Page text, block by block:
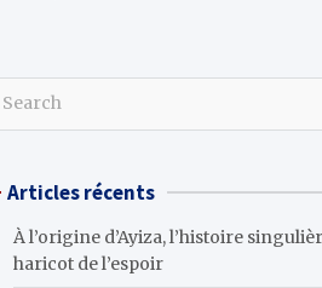
Articles récents
À l’origine d’Ayiza, l’histoire
haricot de l’espoir